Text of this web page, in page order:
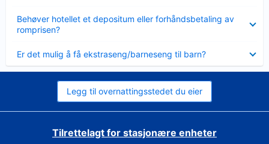
Behøver hotellet et depositum eller forhåndsbetaling av
romprisen?
mindre
Er det mulig å få ekstraseng/barneseng til barn?
mindre
Legg til overnattingsstedet du eier
Tilrettelagt for stasjonære enheter